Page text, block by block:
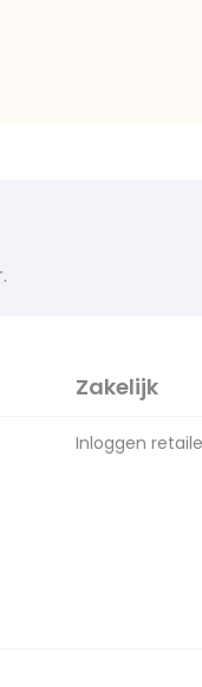
Zakelijk
Inloggen